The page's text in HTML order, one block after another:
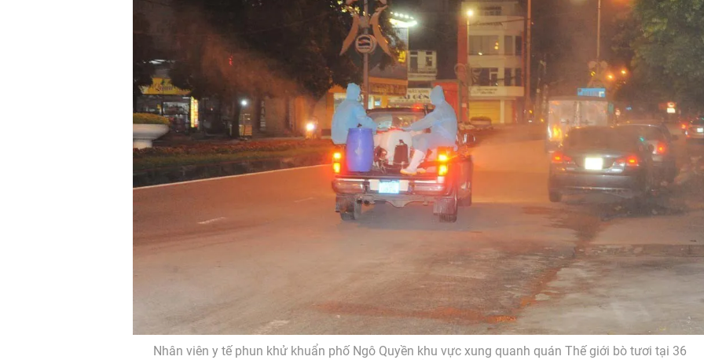
Nhân viên y tế phun khử khuẩn phố Ngô Quyền khu vực xung quanh quán Thế giới bò tươi tại 36